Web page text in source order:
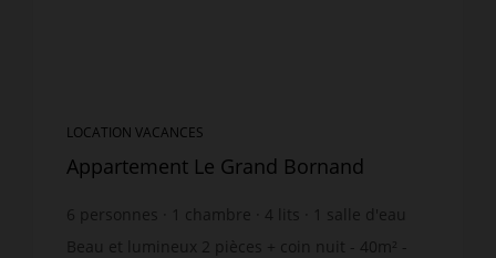
LOCATION VACANCES
Appartement Le Grand Bornand
6 personnes chambre 4 lits
salle d'eau
Beau et lumineux 2 pièces + coin nuit - 40m² -